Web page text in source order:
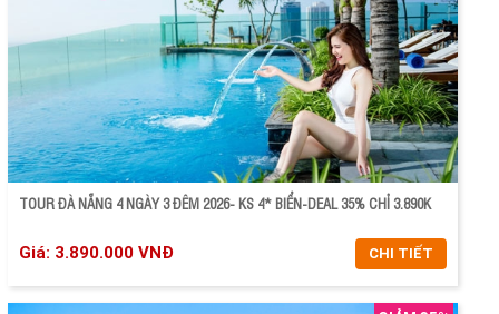
ĐẶT TOUR
TOUR ĐÀ NẴNG 4 NGÀY 3 ĐÊM 2026- KS 4* BIỂN-DEAL 35% CHỈ 3.890K
Giá: 3.890.000 VNĐ CHI TIẾT